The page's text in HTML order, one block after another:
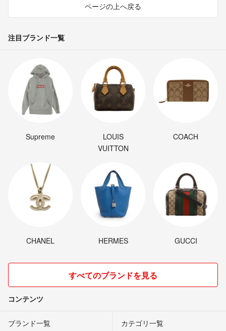
ページの上へ戻る
注目ブランド一覧
Supreme
LOUIS
VUITTON
COACH
CHANEL HERMES GUCCI
すべてのブランドを見る
コンテンツ
ブランド一覧 カテゴリ一覧